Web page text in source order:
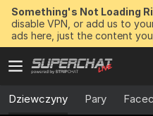
Something's Not Loading
disable VPN, or add us to
ads here, just the content
Dziewczyny Pary